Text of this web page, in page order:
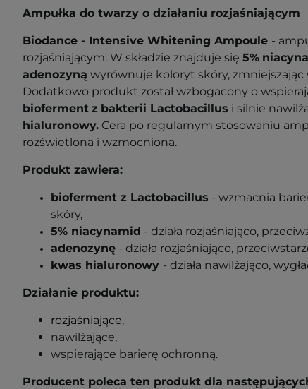
Ampułka do twarzy o działaniu rozjaśniającym
Biodance - Intensive Whitening Ampoule -
rozjaśniającym. W składzie znajduje się 5%
adenozyną wyrównuje koloryt skóry,
Dodatkowo produkt został wzbogacony o
bioferment z bakterii Lactobacillus i silnie
hialuronowy. Cera po regularnym stosowaniu
rozświetlona i wzmocniona.
Produkt zawiera:
bioferment z Lactobacillus - wzmacnia
skóry,
5% niacynamid - działa rozjaśniająco,
adenozynę - działa rozjaśniająco,
kwas hialuronowy - działa nawilżająco,
Działanie produktu:
rozjaśniające,
nawilżające,
wspierające barierę ochronną.
Producent poleca ten produkt dla